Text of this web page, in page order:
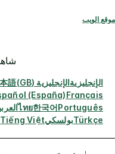
موقع الويب
الإنجليزيةالإنجليزية (GB) 語
Français
(España)
Português
한국어
ไทย
TürkçeبولسكيTiếng Việt